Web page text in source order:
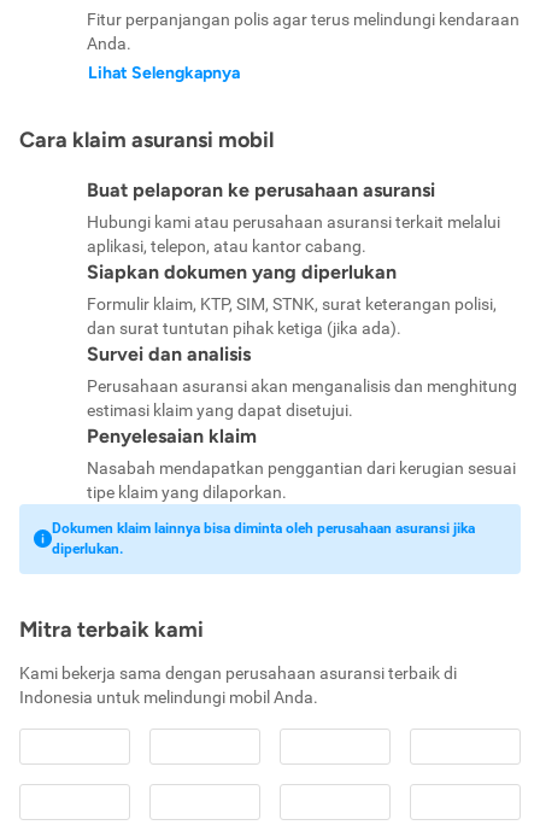
Fitur perpanjangan polis agar terus melindungi kendaraan
Anda.
Lihat Selengkapnya
Cara klaim asuransi mobil
Buat pelaporan ke perusahaan asuransi
Hubungi kami atau perusahaan asuransi terkait melalui
aplikasi, telepon, atau kantor cabang.
Siapkan dokumen yang diperlukan
Formulir klaim, KTP, SIM, STNK, surat keterangan polisi,
dan surat tuntutan pihak ketiga (jika ada).
Survei dan analisis
Perusahaan asuransi akan menganalisis dan menghitung
estimasi klaim yang dapat disetujui.
Penyelesaian klaim
Nasabah mendapatkan penggantian dari kerugian sesuai
tipe klaim yang dilaporkan.
Dokumen klaim lainnya bisa diminta oleh perusahaan asuransi jika
diperlukan.
Mitra terbaik kami
Kami bekerja sama dengan perusahaan asuransi terbaik di
Indonesia untuk melindungi mobil Anda.